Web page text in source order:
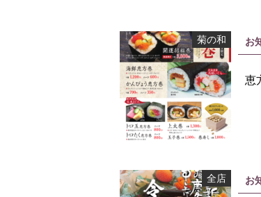
菊の和 お
恵
全店 お